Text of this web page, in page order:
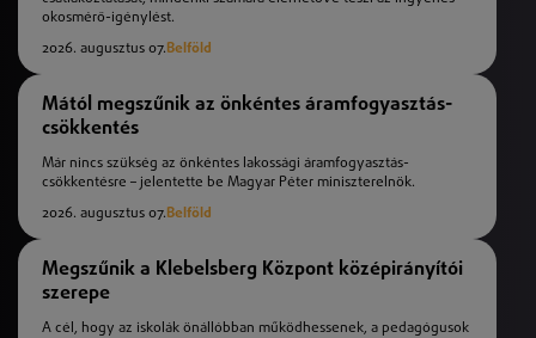
okosmérő-igénylést.
2026. augusztus 07.Belföld
Mától megszűnik az önkéntes áramfogyasztás-
csökkentés
Már nincs szükség az önkéntes lakossági áramfogyasztás-
csökkentésre – jelentette be Magyar Péter miniszterelnök.
2026. augusztus 07.Belföld
Megszűnik a Klebelsberg Központ középirányítói
szerepe
A cél, hogy az iskolák önállóbban működhessenek, a pedagógusok